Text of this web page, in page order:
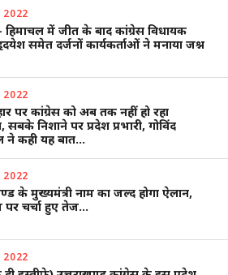
हिमाचल में जीत के बाद कांग्रेस विधायक
समेत दर्जनों कार्यकर्ताओं ने मनाया जश्न
पर कांग्रेस को अब तक नहीं हो रहा
सबके निशाने पर प्रदेश प्रभारी, गोविंद
ने कही यह बात…
के मुख्यमंत्री नाम का जल्द होगा ऐलान,
पर चर्चा हुए तेज…